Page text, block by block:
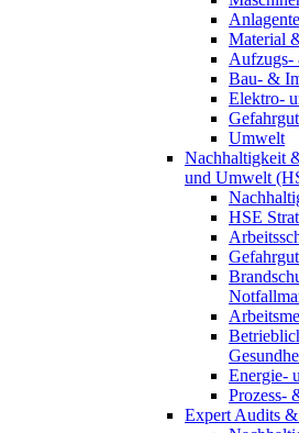
Material
Aufzugs-
Bau- &
Elektro-
Gefahrgut
Umwelt
Nachhaltigkeit
und Umwelt
HSE
Gefahrgut
Energie-
Prozess-
Expert Audits &